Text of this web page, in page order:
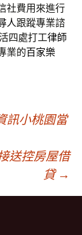
社費用來進行
人跟蹤專業諮
四處打工律師
業的百家樂
訊小桃園當
送控房屋借
貸 →